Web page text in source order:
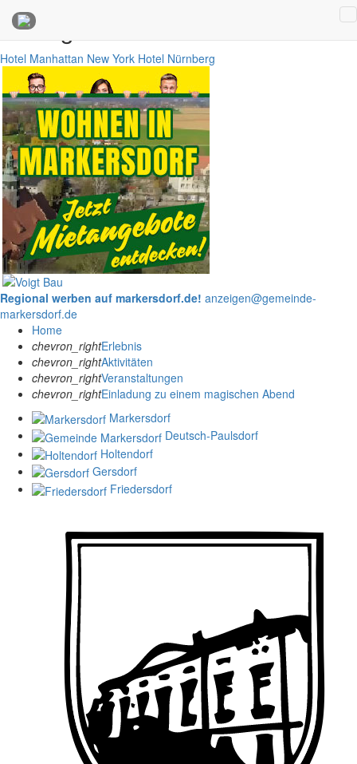
Anzeigen
Hotel Manhattan New York Hotel Nürnberg
Regional werben auf markersdorf.de! anzeigen@gemeinde-
markersdorf.de
Home
chevron_rightErlebnis
chevron_rightAktivitäten
chevron_rightVeranstaltungen
chevron_rightEinladung zu einem magischen Abend
Markersdorf
Deutsch-Paulsdorf
Holtendorf
Gersdorf
Friedersdorf